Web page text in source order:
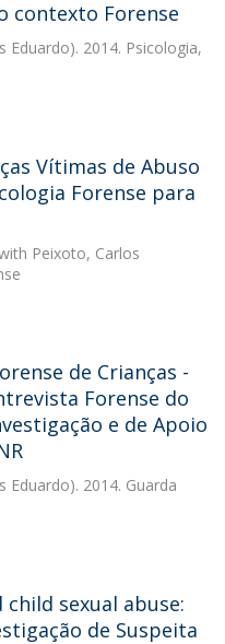
contexto Forense
Eduardo). 2014. Psicologia,
Vítimas de Abuso
Forense para
Peixoto, Carlos
de Crianças -
Forense do
e de Apoio
Eduardo). 2014. Guarda
sexual abuse:
de Suspeita